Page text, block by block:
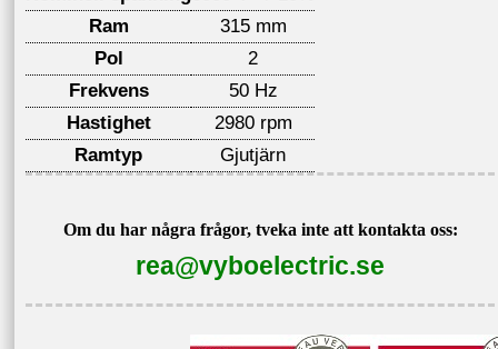
Ram
315 mm
Pol
2
Frekvens
50 Hz
Hastighet
2980 rpm
Ramtyp
Gjutjärn
Om du har några frågor, tveka inte att kontakta oss:
rea@vyboelectric.se